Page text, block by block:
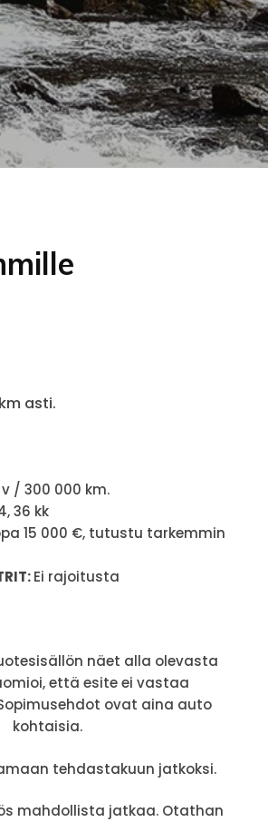
asti.
/ 300 000 km.
36 kk
15 000 €, tutustu tarkemmin
Ei rajoitusta
näet alla olevasta
että esite ei vastaa
ovat aina auto
kohtaisia.
tehdastakuun jatkoksi.
mahdollista jatkaa. Otathan